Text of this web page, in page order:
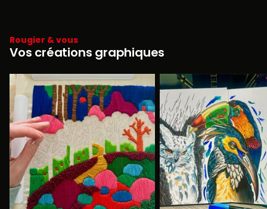
Rougier & vous
Vos créations graphiques